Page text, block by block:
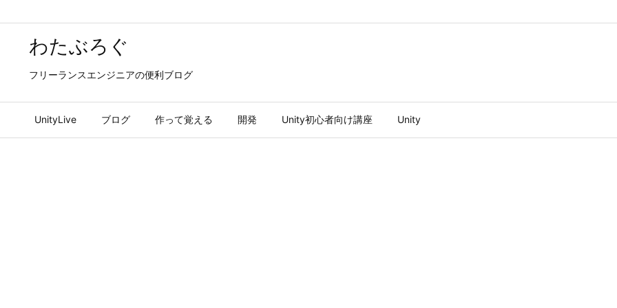
わたぶろぐ
フリーランスエンジニアの便利ブログ
UnityLive ブログ 作って覚える 開発 Unity初心者向け講座 Unity